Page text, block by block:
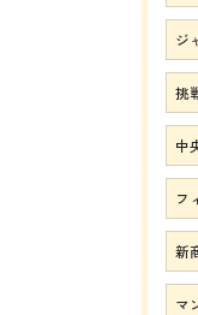
ジ
挑
中
フ
新
マ